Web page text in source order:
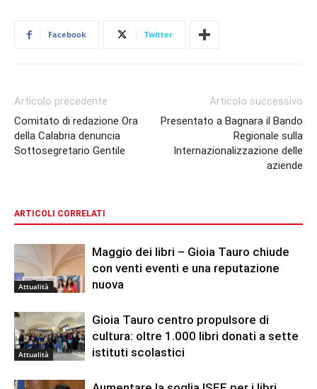
Facebook Twitter
Articolo precedente
Comitato di redazione Ora
della Calabria denuncia
Sottosegretario Gentile
Articolo successivo
Presentato a Bagnara il Bando
Regionale sulla
Internazionalizzazione delle
aziende
ARTICOLI CORRELATI
Attualità
Maggio dei libri – Gioia Tauro chiude
con venti eventi e una reputazione
nuova
Attualità
Gioia Tauro centro propulsore di
cultura: oltre 1.000 libri donati a sette
istituti scolastici